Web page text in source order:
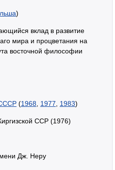
)
вклад в развитие
мира и процветания на
восточной философии
(1968 1977 1983)
ССР (1976)
Дж. Неру